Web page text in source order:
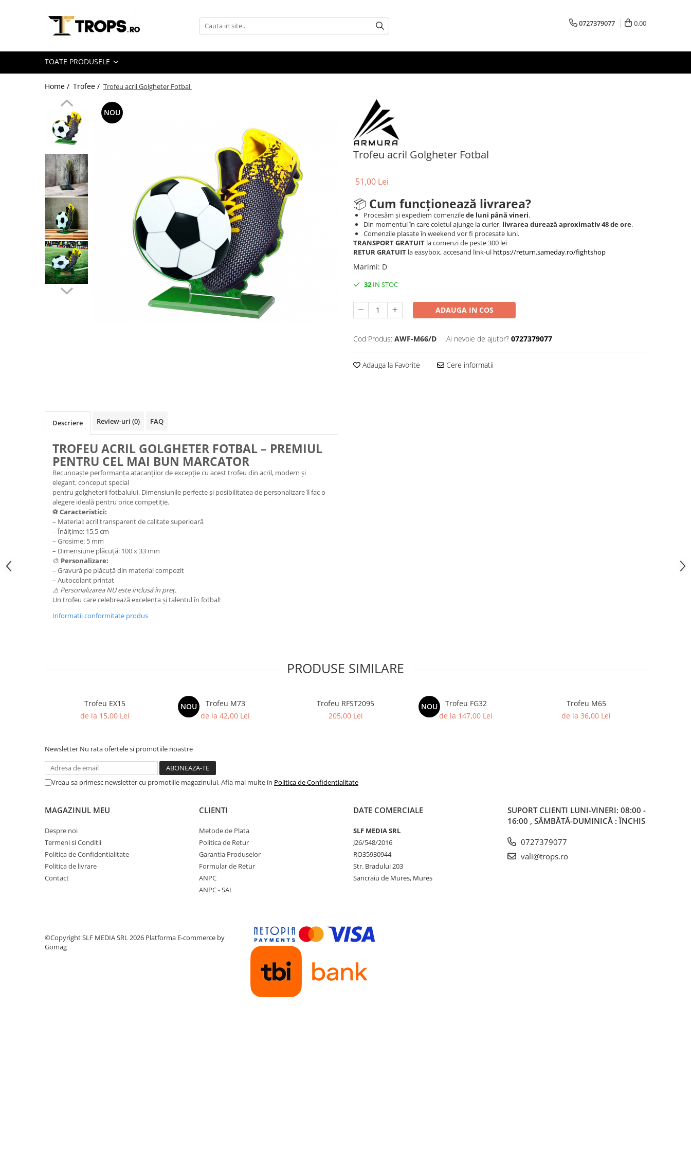
Toate Produsele
Muzica / Dans
Tenis de camp
Medalii Tematice
Medalii Non-Tematice
Accesorii Medalii
Snur Medalie
Medalii Personalizate
Personalizari Medalii
Suport medalii
Trofee Acril
Trofee Rasina
Trofee Metalice
Cupe Outlet
Figurine Outlet
Personalizari
Produse Personalizate
Trofee Personalizate
0727379077 0,00
TOATE PRODUSELE
Home / Trofee / Trofeu acril Golgheter Fotbal
Trofeu acril Golgheter Fotbal
NOU
51,00 Lei
📦 Cum funcționează livrarea?
Procesăm și expediem comenzilede luni până vineri.
Din momentul în care coletul ajunge la curier, livrarea durează aproximativ 48 de ore.
Comenzile plasate în weekend vor fi procesate luni.
TRANSPORT GRATUIT la comenzi de peste 300 lei
RETUR GRATUIT la easybox, accesand link-ul https://return.sameday.ro/fightshop
Marimi: D
32 IN STOC
ADAUGA IN COS
Cod Produs: AWF-M66/D Ai nevoie de ajutor? 0727379077
Adauga la Favorite Cere informatii
Descriere Review-uri (0) FAQ
TROFEU ACRIL GOLGHETER FOTBAL – PREMIUL
PENTRU CEL MAI BUN MARCATOR
Recunoaște performanța atacanților de excepție cu acest trofeu din acril, modern și
elegant, conceput special
pentru golgheterii fotbalului. Dimensiunile perfecte și posibilitatea de personalizare îl fac o
alegere ideală pentru orice competiție.
⚽Caracteristici:
– Material: acril transparent de calitate superioară
– Înălțime: 15,5 cm
– Grosime: 5 mm
– Dimensiune plăcuță: 100 x 33 mm
🎨 Personalizare:
– Gravură pe plăcuță din material compozit
– Autocolant printat
⚠️ Personalizarea NU este inclusă în preț.
Un trofeu care celebrează excelența și talentul în fotbal!
Informatii conformitate produs
PRODUSE SIMILARE
Trofeu EX15
de la 15,00 Lei
NOU
Trofeu M73
de la 42,00 Lei
Trofeu RFST2095
205,00 Lei
NOU
Trofeu FG32
de la 147,00 Lei
Trofeu M65
de la 36,00 Lei
Newsletter Nu rata ofertele si promotiile noastre
Vreau sa primesc newsletter cu promotiile magazinului. Afla mai multe in Politica de Confidentialitate
MAGAZINUL MEU
Despre noi
Termeni si Conditii
Politica de Confidentialitate
Politica de livrare
Contact
CLIENTI
Metode de Plata
Politica de Retur
Garantia Produselor
Formular de Retur
ANPC
ANPC - SAL
DATE COMERCIALE
SLF MEDIA SRL
J26/548/2016
RO35930944
Str. Bradului 203
Sancraiu de Mures, Mures
SUPORT CLIENTI LUNI-VINERI: 08:00 -
16:00 , SÂMBĂTĂ-DUMINICĂ : ÎNCHIS
0727379077
vali@trops.ro
©Copyright SLF MEDIA SRL 2026 Platforma E-commerce by
Gomag